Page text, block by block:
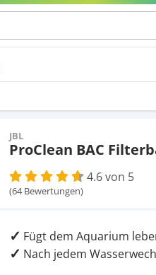
JBL
ProClean BAC
4.6 von 5
(64 Bewertungen)
Fügt dem Aquarium
Nach jedem